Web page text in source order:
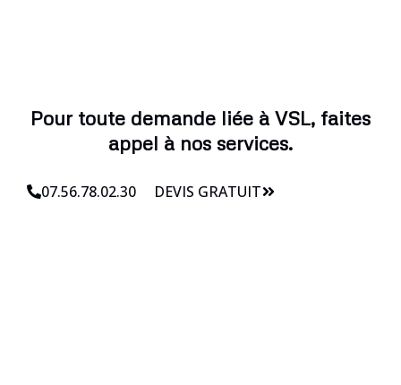
Pour toute demande liée à VSL, faites
appel à nos services.
07.56.78.02.30 DEVIS GRATUIT